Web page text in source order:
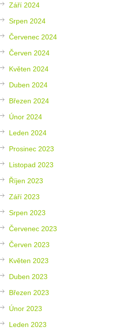
Září 2024
Srpen 2024
Červenec 2024
Červen 2024
Květen 2024
Duben 2024
Březen 2024
Únor 2024
Leden 2024
Prosinec 2023
Listopad 2023
Říjen 2023
Září 2023
Srpen 2023
Červenec 2023
Červen 2023
Květen 2023
Duben 2023
Březen 2023
Únor 2023
Leden 2023